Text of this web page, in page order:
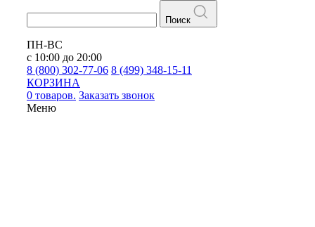
Поиск
ПН-ВС
с 10:00 до 20:00
8 (800) 302-77-06 8 (499) 348-15-11
КОРЗИНА
0 товаров. Заказать звонок
Меню